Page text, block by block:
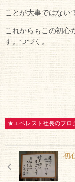
ことが大事ではない
これからもこの初心
す。つづく。
★エベレスト社長のブロ
初